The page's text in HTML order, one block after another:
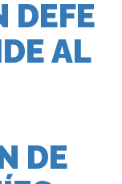
DEFE
AL
DE